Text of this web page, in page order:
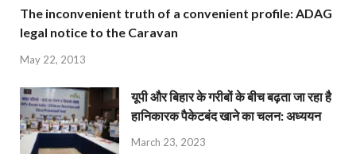
The inconvenient truth of a convenient profile: ADAG
legal notice to the Caravan
May 22, 2013
यूपी और बिहार के गरीबों के बीच बढ़ता जा रहा है
हानिकारक पैकेटबंद खाने का चलन: अध्ययन
March 23, 2023